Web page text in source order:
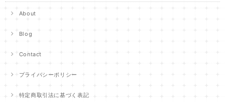
About
Blog
Contact
プライバシーポリシー
特定商取引法に基づく表記